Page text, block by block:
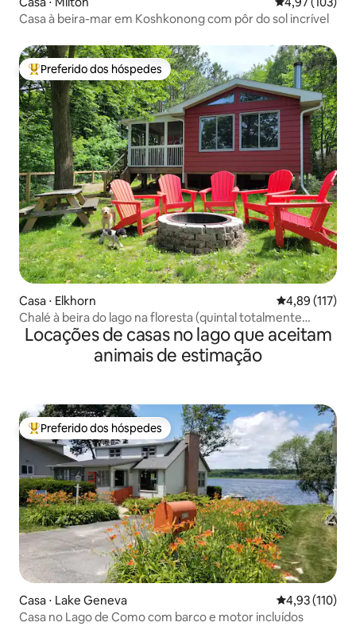
Casa à beira-mar em Koshkonong com pôr do sol incrível
Entre os melhores preferidos dos hóspedes
Preferido dos hóspedes
Casa ⋅ Elkhorn 4,89 de uma
4,89 (117)
Chalé à beira do lago na floresta (quintal totalmente
cercado)
Locações de casas no lago que aceitam
animais de estimação
Entre os melhores preferidos dos hóspedes
Preferido dos hóspedes
Casa ⋅ Lake Geneva 4,93 de uma
4,93 (110)
Casa no Lago de Como com barco e motor incluídos